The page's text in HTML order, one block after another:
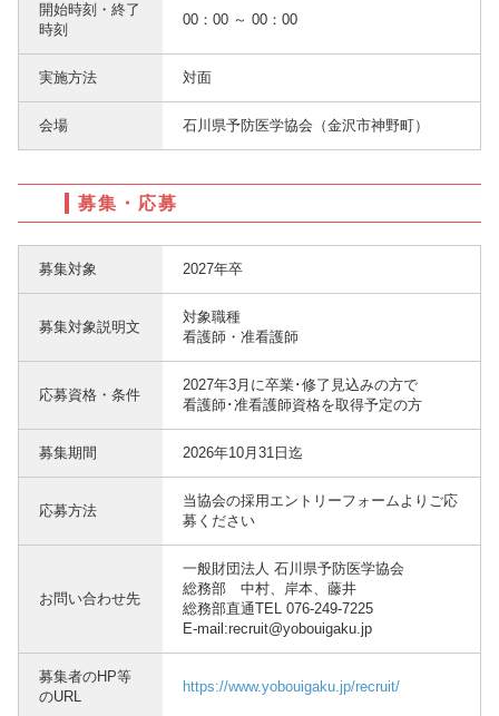
開始時刻・終了
時刻
00：00 ～ 00：00
実施方法 対面
会場 石川県予防医学協会（金沢市神野町）
募集・応募
募集対象 2027年卒
募集対象説明文
対象職種
看護師・准看護師
応募資格・条件
2027年3月に卒業･修了見込みの方で
看護師･准看護師資格を取得予定の方
募集期間 2026年10月31日迄
応募方法
当協会の採用エントリーフォームよりご応
募ください
お問い合わせ先
一般財団法人 石川県予防医学協会
総務部 中村、岸本、藤井
総務部直通TEL 076-249-7225
E-mail:recruit@yobouigaku.jp
募集者のHP等
のURL
https://www.yobouigaku.jp/recruit/